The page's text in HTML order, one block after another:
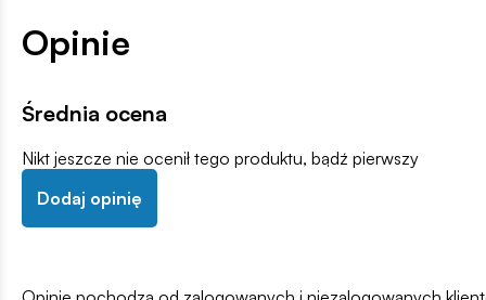
Opinie
Średnia ocena
Nikt jeszcze nie ocenił tego produktu, bądź pierwszy
Dodaj opinię